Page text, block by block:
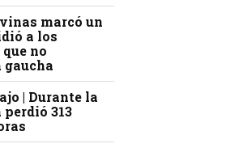
marcó un
a los
no
| Durante la
313